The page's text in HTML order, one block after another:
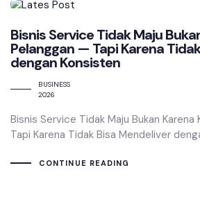
Bisnis Service Tidak Maju
Pelanggan — Tapi Karena
dengan Konsisten
BUSINESS
2026
Bisnis Service Tidak Maju Bukan
Tapi Karena Tidak Bisa Mendeliver
CONTINUE READING